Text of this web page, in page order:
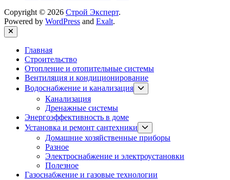
Copyright © 2026 Строй Эксперт.
Powered by WordPress and Exalt.
Close
Главная
Строительство
Отопление и отопительные системы
Вентиляция и кондиционирование
Водоснабжение и канализация
Show
sub
Канализация
Дренажные системы
Энергоэффективность в доме
Установка и ремонт сантехники
sub
menu
Домашние хозяйственные приборы
Разное
Электроснабжение и электроустановки
Полезное
Газоснабжение и газовые технологии